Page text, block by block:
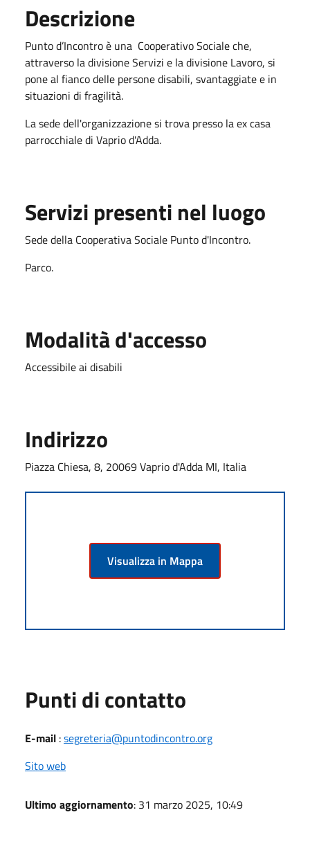
Descrizione
Punto d’Incontro è una Cooperativo Sociale che,
attraverso la divisione Servizi e la divisione Lavoro, si
pone al fianco delle persone disabili, svantaggiate e in
situazioni di fragilità.
La sede dell'organizzazione si trova presso la ex casa
parrocchiale di Vaprio d'Adda.
Servizi presenti nel luogo
Sede della Cooperativa Sociale Punto d'Incontro.
Parco.
Modalità d'accesso
Accessibile ai disabili
Indirizzo
Piazza Chiesa, 8, 20069 Vaprio d'Adda MI, Italia
Visualizza in Mappa
Punti di contatto
E-mail :segreteria@puntodincontro.org
Sito web
Ultimo aggiornamento: 31 marzo 2025, 10:49